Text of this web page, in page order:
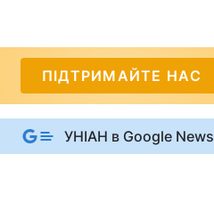
ПІДТРИМАЙТЕ НАС
УНІАН в Google News